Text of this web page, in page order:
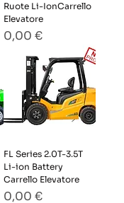
Ruote Li-IonCarrello
Elevatore
Prezzo
0,00 €
FL Series 2.0T-3.5T
Li-ion Battery
Carrello Elevatore
Prezzo
0,00 €